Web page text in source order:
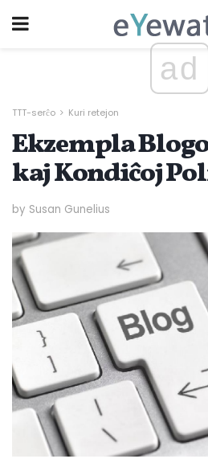
ad
TTT-serĉo Kuri retejon
Ekzempla
kaj Kondiĉoj
by Susan Gunelius